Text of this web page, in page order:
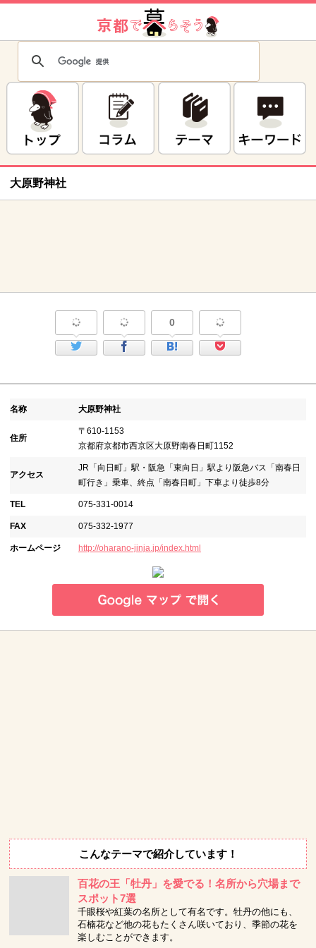
大原野神社
0
名称 大原野神社
住所
〒610-1153
京都府京都市西京区大原野南春日町1152
アクセス
JR「向日町」駅・阪急「東向日」駅より阪急バス「南春日
町行き」乗車、終点「南春日町」下車より徒歩8分
TEL 075-331-0014
FAX 075-332-1977
ホームページ http://oharano-jinja.jp/index.html
こんなテーマで紹介しています！
百花の王「牡丹」を愛でる！名所から穴場まで
スポット7選
千眼桜や紅葉の名所として有名です。牡丹の他にも、
石楠花など他の花もたくさん咲いており、季節の花を
楽しむことができます。